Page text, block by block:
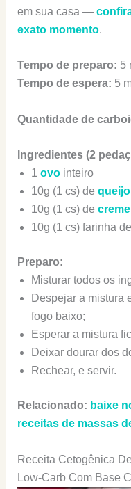
em sua casa —
exato momento.
Tempo de preparo: 5
Tempo de espera: 5
Quantidade de
Ingredientes (2
1 ovointeiro
10g (1 cs) de queijo
10g (1 cs) de
10g (1 cs) farinha
Preparo:
Misturar todos os
Despejar a mistura
fogo baixo;
Esperar a mistura
Deixar dourar dos
Rechear, e servir.
Relacionado: baixe
receitas de massas
Receita Cetogênica
Low-Carb Com Base